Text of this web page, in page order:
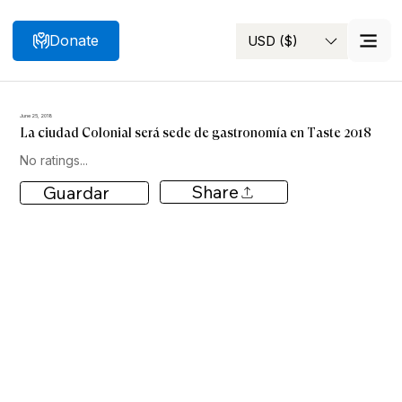
Search USD ($)
Donate
June 25, 2018
La ciudad Colonial será sede de gastronomía en Taste 2018
No ratings...
Guardar Share